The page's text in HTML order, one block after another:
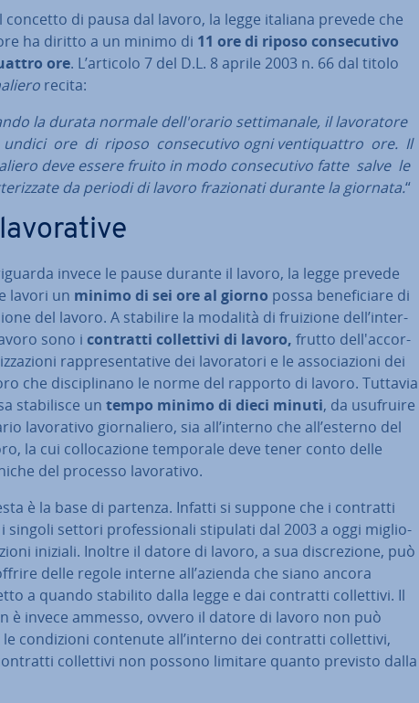
concetto di pausa dal lavoro, la legge italiana prevede che
ha diritto a un minimo di 11 ore di riposo con­se­cu­ti­vo
ore. L’articolo 7 del D.L. 8 aprile 2003 n. 66 dal titolo
recita:
la durata normale del­l'o­ra­rio set­ti­ma­na­le, il la­vo­ra­to­re
ore di riposo con­se­cu­ti­vo ogni ven­ti­quat­tro ore. Il
deve essere fruito in modo con­se­cu­ti­vo fatte salve le
da periodi di lavoro fra­zio­na­ti durante la giornata.“
invece le pause durante il lavoro, la legge prevede
lavori un minimo di sei ore al giorno possa be­ne­fi­cia­re di
del lavoro. A stabilire la modalità di fruizione dell’in­ter­
sono i contratti col­let­ti­vi di lavoro, frutto del­l'ac­cor­
rap­pre­sen­ta­ti­ve dei la­vo­ra­to­ri e le as­so­cia­zio­ni dei
che di­sci­pli­na­no le norme del rapporto di lavoro. Tuttavia
sta­bi­li­sce un tempo minimo di dieci minuti, da usufruire
la­vo­ra­ti­vo gior­na­lie­ro, sia all’interno che all’esterno del
la cui col­lo­ca­zio­ne temporale deve tener conto delle
del processo la­vo­ra­ti­vo.
è la base di partenza. Infatti si suppone che i contratti
singoli settori pro­fes­sio­na­li stipulati dal 2003 a oggi mi­glio­
iniziali. Inoltre il datore di lavoro, a sua di­scre­zio­ne, può
delle regole interne all’azienda che siano ancora
a quando stabilito dalla legge e dai contratti col­let­ti­vi. Il
è invece ammesso, ovvero il datore di lavoro non può
le con­di­zio­ni contenute all’interno dei contratti col­let­ti­vi,
col­let­ti­vi non possono limitare quanto previsto dalla